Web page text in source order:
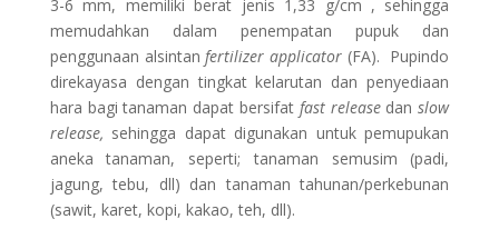
3-6 mm, memiliki berat jenis 1,33 g/cm , sehingga
memudahkan dalam penempatan pupuk dan
penggunaan alsintanfertilizer applicator (FA). Pupindo
direkayasa dengan tingkat kelarutan dan penyediaan
hara bagi tanaman dapat bersifat fast releasedanslow
release, sehingga dapat digunakan untuk pemupukan
aneka tanaman, seperti; tanaman semusim (padi,
jagung, tebu, dll) dan tanaman tahunan/perkebunan
(sawit, karet, kopi, kakao, teh, dll).